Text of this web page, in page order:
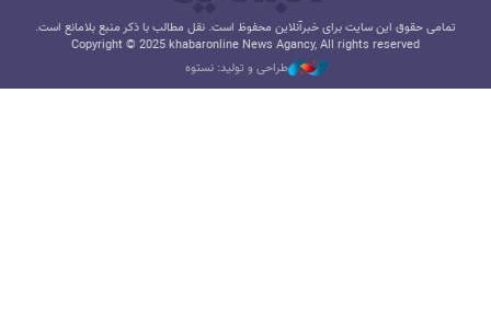
تمامی حقوق این سایت برای خبرآنلاین محفوظ است. نقل مطالب با ذکر منبع بلامانع است.
Copyright © 2025 khabaronline News Agancy, All rights reserved
طراحی و تولید: نستوه